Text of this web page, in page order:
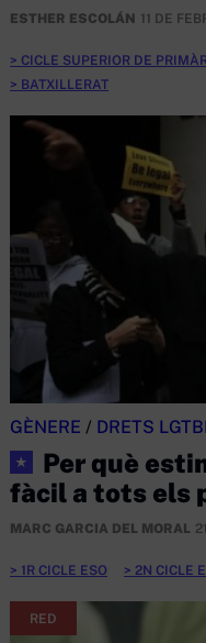
ESTHER ESCOLÁN 11 DE
CICLE SUPERIOR DE
BATXILLERAT
GÈNERE / DRETS
★
Per què
fàcil a tots els
MARC GARCIA DEL MORAL
1R CICLE ESO 2N CICLE
RED